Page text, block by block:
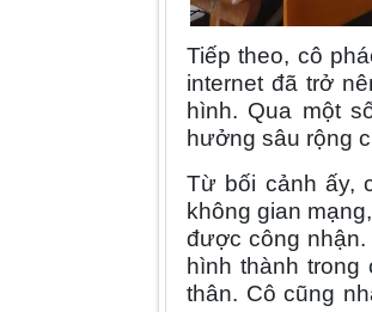
Tiếp theo, cô
internet đã trở
hình. Qua một
hưởng sâu rộng
Từ bối cảnh ấy,
không gian
được công
hình thành
thân. Cô cũng